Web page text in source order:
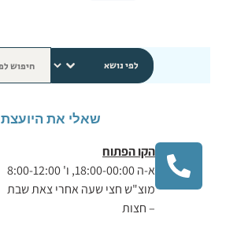
שאלי את היועצת
הקו הפתוח
א-ה 18:00-00:00, ו' 8:00-12:00
מוצ"ש חצי שעה אחרי צאת שבת
– חצות